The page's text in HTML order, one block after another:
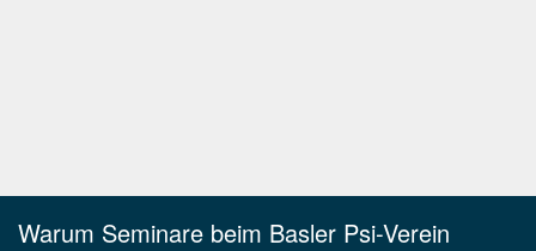
Warum Seminare beim Basler Psi-Verein